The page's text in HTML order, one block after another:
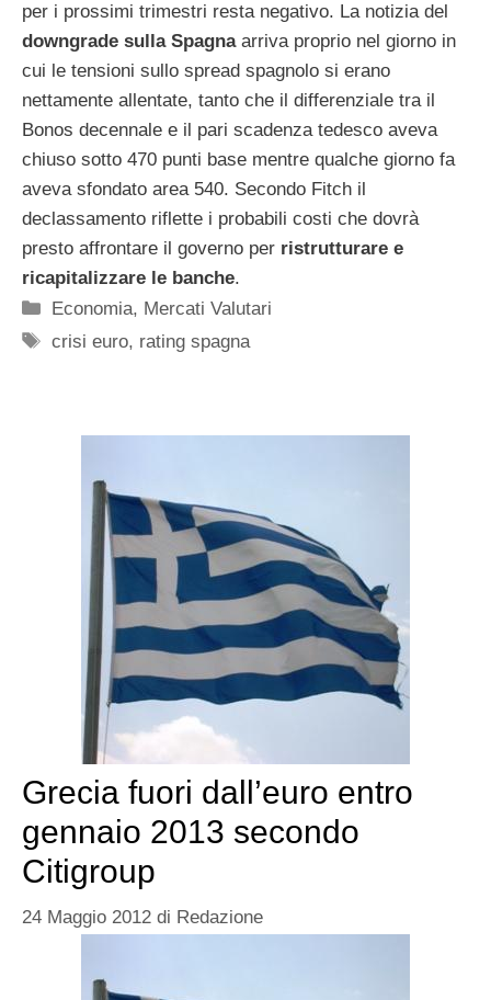
per i prossimi trimestri resta negativo. La notizia del
downgrade sulla Spagna arriva proprio nel giorno in
cui le tensioni sullo spread spagnolo si erano
nettamente allentate, tanto che il differenziale tra il
Bonos decennale e il pari scadenza tedesco aveva
chiuso sotto 470 punti base mentre qualche giorno fa
aveva sfondato area 540. Secondo Fitch il
declassamento riflette i probabili costi che dovrà
presto affrontare il governo per ristrutturare e
ricapitalizzare le banche.
Categorie
Economia, Mercati Valutari
Tag
crisi euro, rating spagna
Grecia fuori dall’euro entro
gennaio 2013 secondo
Citigroup
24 Maggio 2012 di Redazione